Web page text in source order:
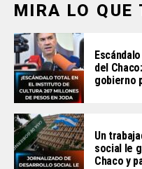
MIRA LO QUE
del
gobierno
Un
social le
Chaco y